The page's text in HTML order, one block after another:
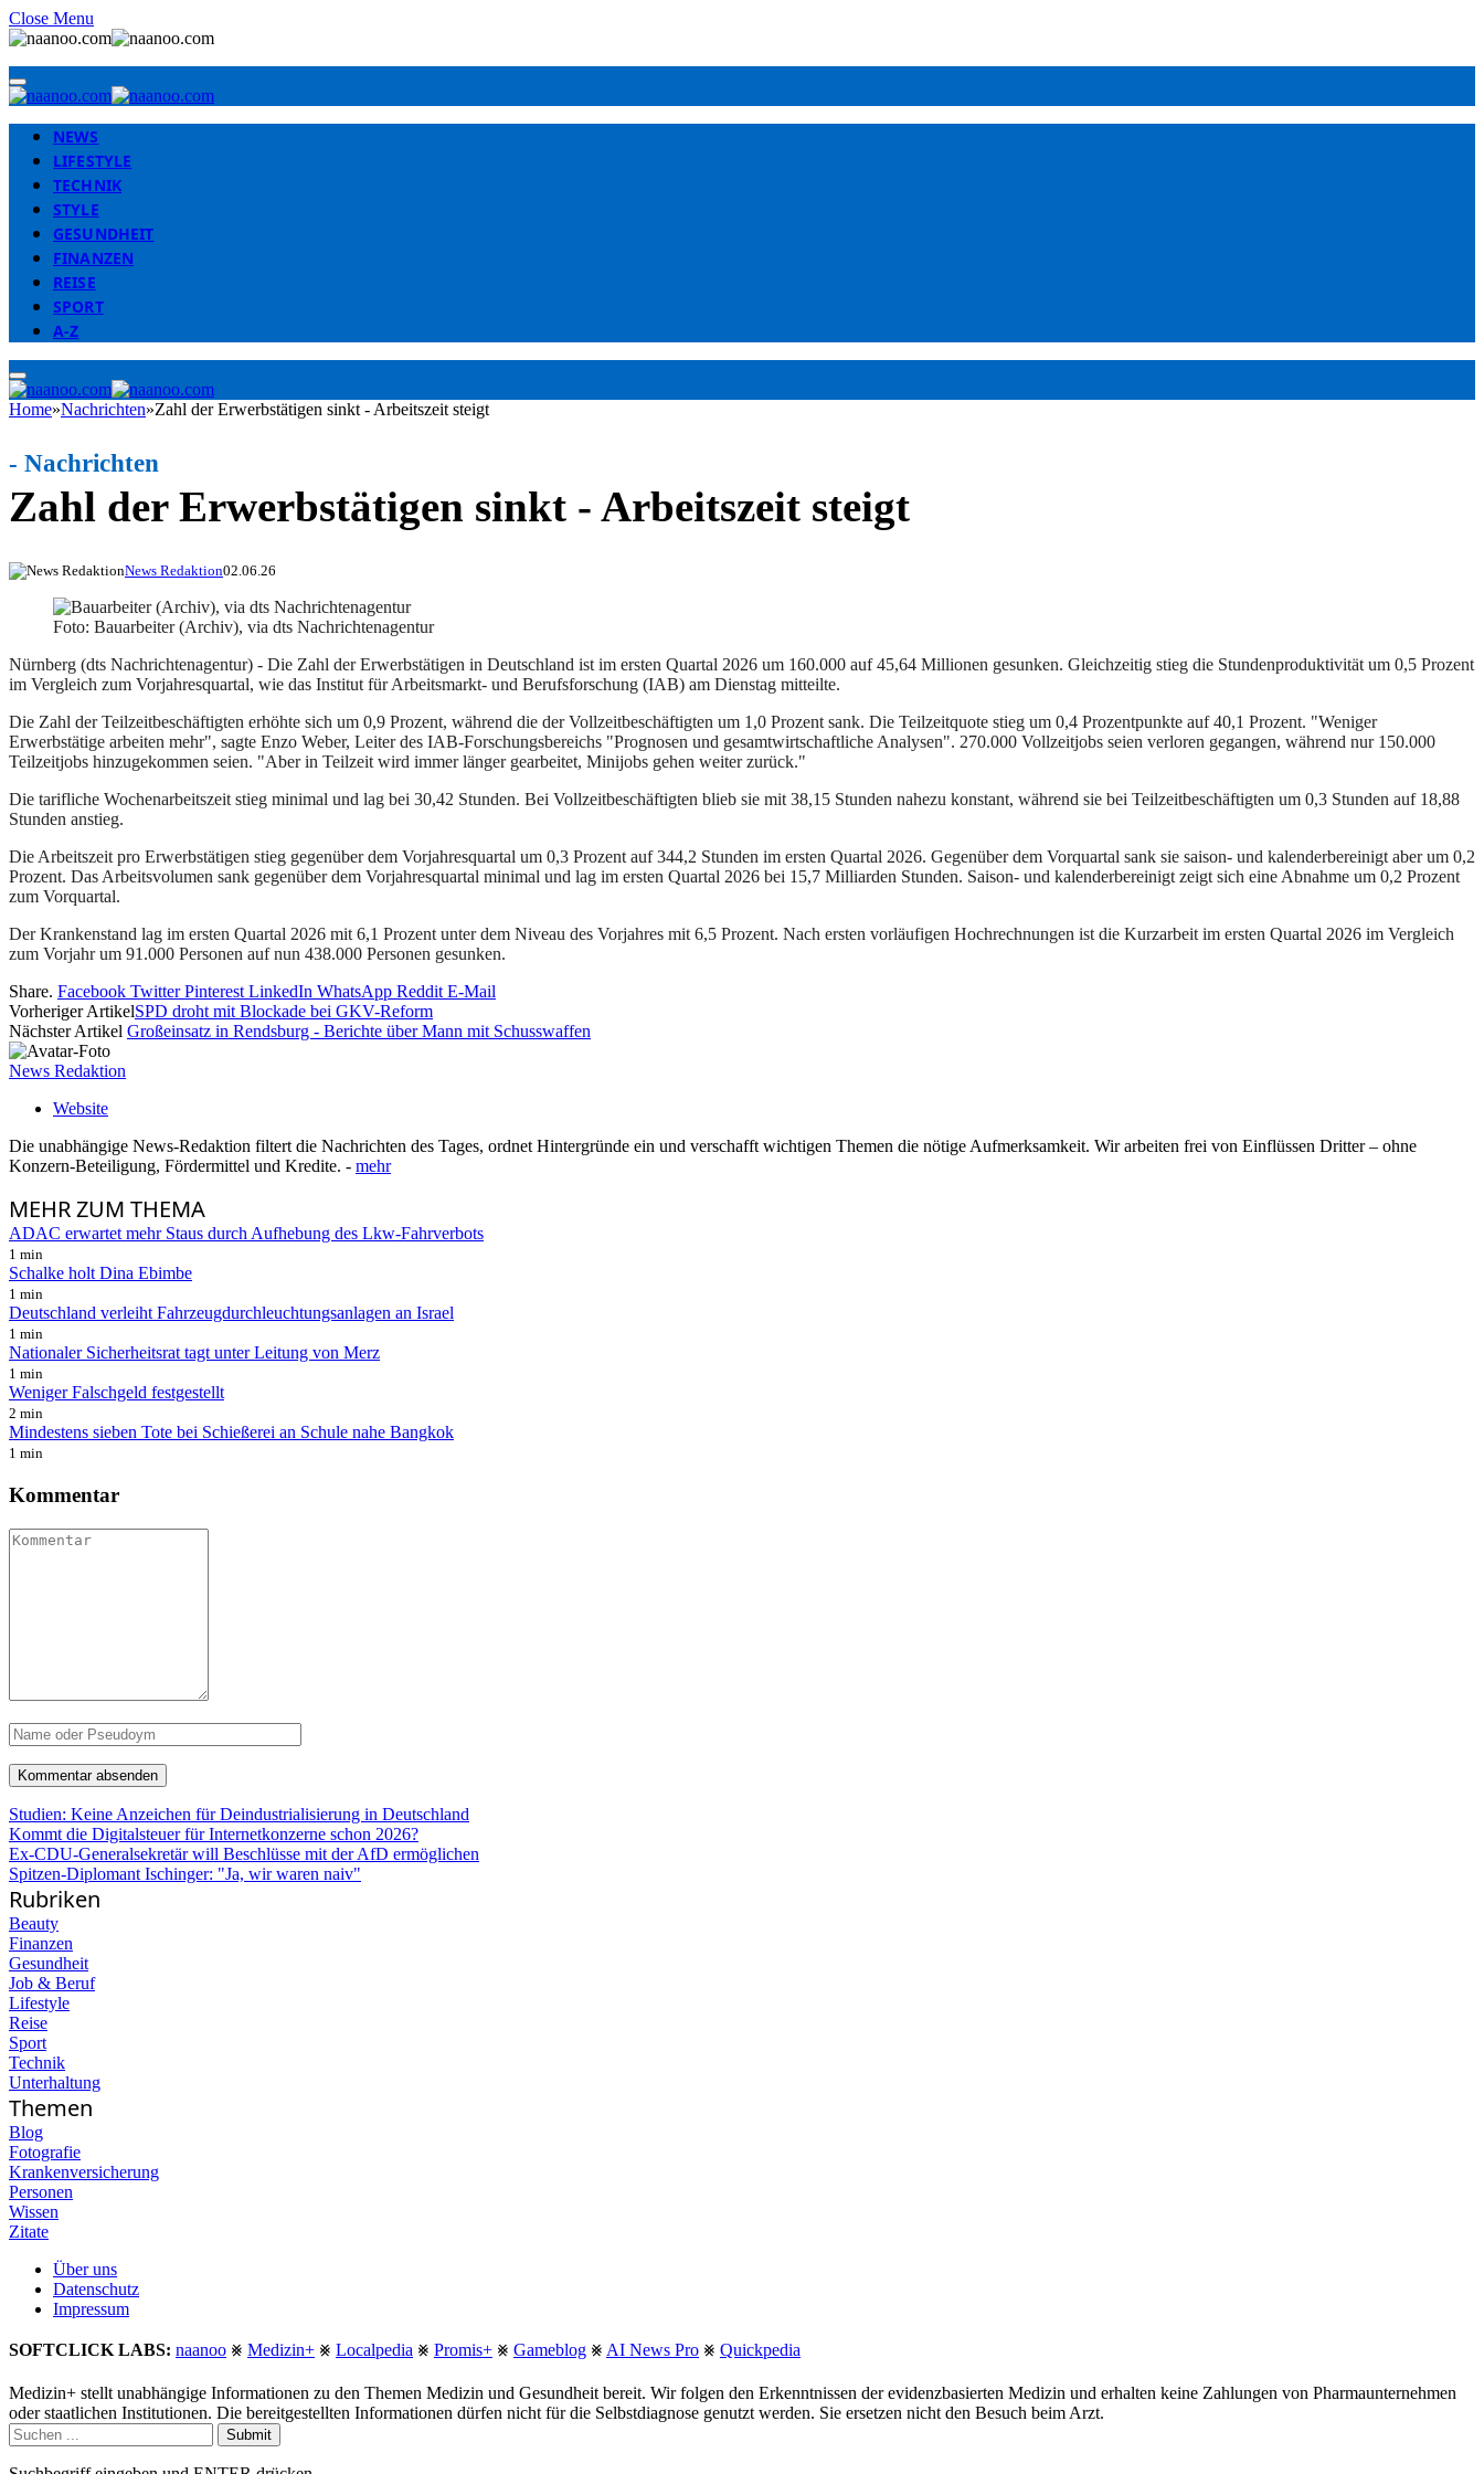
Close Menu
NEWS
LIFESTYLE
TECHNIK
STYLE
GESUNDHEIT
FINANZEN
REISE
SPORT
A-Z
Home»Nachrichten»Zahl der Erwerbstätigen sinkt - Arbeitszeit steigt
Zahl der Erwerbstätigen sinkt - Arbeitszeit steigt
- Nachrichten
News Redaktion02.06.26
Foto: Bauarbeiter (Archiv), via dts Nachrichtenagentur
Nürnberg (dts Nachrichtenagentur) - Die Zahl der Erwerbstätigen in Deutschland ist im ersten Quartal 2026 um 160.000 auf 45,64 Millionen gesunken. Gleichzeitig stieg die Stundenproduktivität um 0,5 Prozent
im Vergleich zum Vorjahresquartal, wie das Institut für Arbeitsmarkt- und Berufsforschung (IAB) am Dienstag mitteilte.
Die Zahl der Teilzeitbeschäftigten erhöhte sich um 0,9 Prozent, während die der Vollzeitbeschäftigten um 1,0 Prozent sank. Die Teilzeitquote stieg um 0,4 Prozentpunkte auf 40,1 Prozent. "Weniger
Erwerbstätige arbeiten mehr", sagte Enzo Weber, Leiter des IAB-Forschungsbereichs "Prognosen und gesamtwirtschaftliche Analysen". 270.000 Vollzeitjobs seien verloren gegangen, während nur 150.000
Teilzeitjobs hinzugekommen seien. "Aber in Teilzeit wird immer länger gearbeitet, Minijobs gehen weiter zurück."
Die tarifliche Wochenarbeitszeit stieg minimal und lag bei 30,42 Stunden. Bei Vollzeitbeschäftigten blieb sie mit 38,15 Stunden nahezu konstant, während sie bei Teilzeitbeschäftigten um 0,3 Stunden auf 18,88
Stunden anstieg.
Die Arbeitszeit pro Erwerbstätigen stieg gegenüber dem Vorjahresquartal um 0,3 Prozent auf 344,2 Stunden im ersten Quartal 2026. Gegenüber dem Vorquartal sank sie saison- und kalenderbereinigt aber um 0,2
Prozent. Das Arbeitsvolumen sank gegenüber dem Vorjahresquartal minimal und lag im ersten Quartal 2026 bei 15,7 Milliarden Stunden. Saison- und kalenderbereinigt zeigt sich eine Abnahme um 0,2 Prozent
zum Vorquartal.
Der Krankenstand lag im ersten Quartal 2026 mit 6,1 Prozent unter dem Niveau des Vorjahres mit 6,5 Prozent. Nach ersten vorläufigen Hochrechnungen ist die Kurzarbeit im ersten Quartal 2026 im Vergleich
zum Vorjahr um 91.000 Personen auf nun 438.000 Personen gesunken.
Share. Facebook Twitter Pinterest LinkedIn WhatsApp Reddit E-Mail
Vorheriger ArtikelSPD droht mit Blockade bei GKV-Reform
Nächster Artikel Großeinsatz in Rendsburg - Berichte über Mann mit Schusswaffen
News Redaktion
Website
Die unabhängige News-Redaktion filtert die Nachrichten des Tages, ordnet Hintergründe ein und verschafft wichtigen Themen die nötige Aufmerksamkeit. Wir arbeiten frei von Einflüssen Dritter – ohne
Konzern-Beteiligung, Fördermittel und Kredite. - mehr
MEHRZUM THEMA
ADAC erwartet mehr Staus durch Aufhebung des Lkw-Fahrverbots
1 min
Schalke holt Dina Ebimbe
1 min
Deutschland verleiht Fahrzeugdurchleuchtungsanlagen an Israel
1 min
Nationaler Sicherheitsrat tagt unter Leitung von Merz
1 min
Weniger Falschgeld festgestellt
2 min
Mindestens sieben Tote bei Schießerei an Schule nahe Bangkok
1 min
Kommentar
Studien: Keine Anzeichen für Deindustrialisierung in Deutschland
Kommt die Digitalsteuer für Internetkonzerne schon 2026?
Ex-CDU-Generalsekretär will Beschlüsse mit der AfD ermöglichen
Spitzen-Diplomant Ischinger: "Ja, wir waren naiv"
Rubriken
Beauty
Finanzen
Gesundheit
Job & Beruf
Lifestyle
Reise
Sport
Technik
Unterhaltung
Themen
Blog
Fotografie
Krankenversicherung
Personen
Wissen
Zitate
Über uns
Datenschutz
Impressum
SOFTCLICK LABS: naanoo ⨳ Medizin+ ⨳ Localpedia ⨳ Promis+ ⨳ Gameblog ⨳ AI News Pro ⨳ Quickpedia
Medizin+ stellt unabhängige Informationen zu den Themen Medizin und Gesundheit bereit. Wir folgen den Erkenntnissen der evidenzbasierten Medizin und erhalten keine Zahlungen von Pharmaunternehmen
oder staatlichen Institutionen. Die bereitgestellten Informationen dürfen nicht für die Selbstdiagnose genutzt werden. Sie ersetzen nicht den Besuch beim Arzt.
Submit